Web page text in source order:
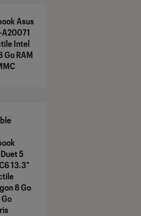
Asus
Intel
Go RAM
5
13.3"
8 Go
Go